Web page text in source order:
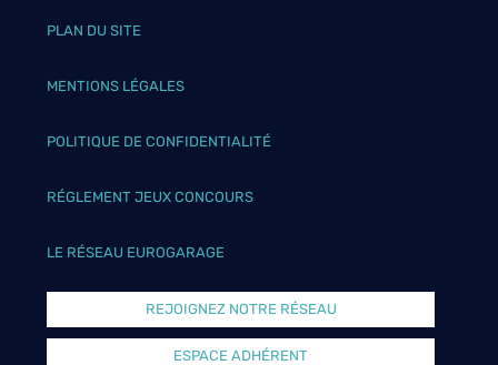
PLAN DU SITE
MENTIONS LÉGALES
POLITIQUE DE CONFIDENTIALITÉ
RÉGLEMENT JEUX CONCOURS
LE RÉSEAU EUROGARAGE
REJOIGNEZ NOTRE RÉSEAU
ESPACE ADHÉRENT